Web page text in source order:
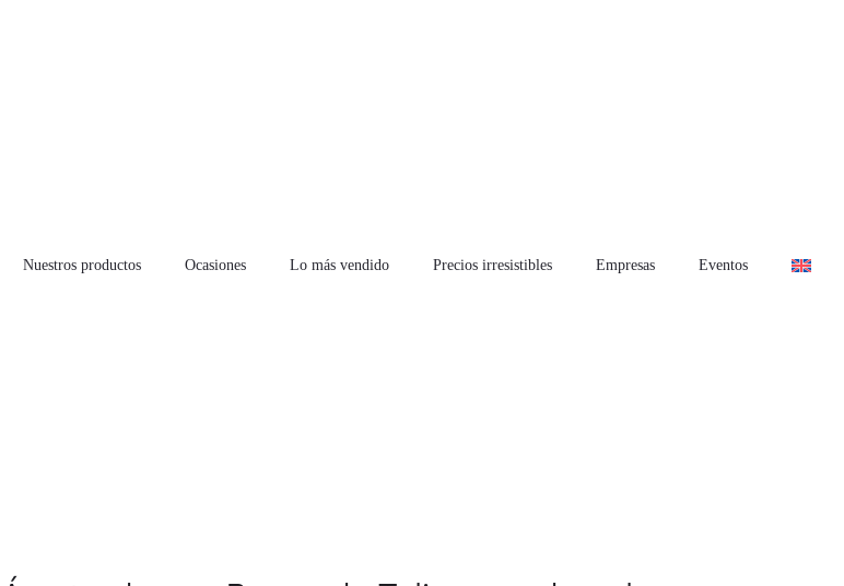
Nuestros productos Ocasiones Lo más vendido Precios irresistibles Empresas Eventos